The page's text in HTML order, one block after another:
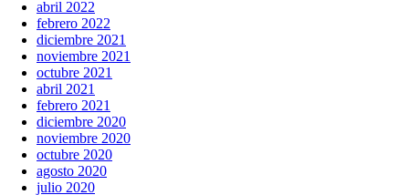
abril 2022
febrero 2022
diciembre 2021
noviembre 2021
octubre 2021
abril 2021
febrero 2021
diciembre 2020
noviembre 2020
octubre 2020
agosto 2020
julio 2020